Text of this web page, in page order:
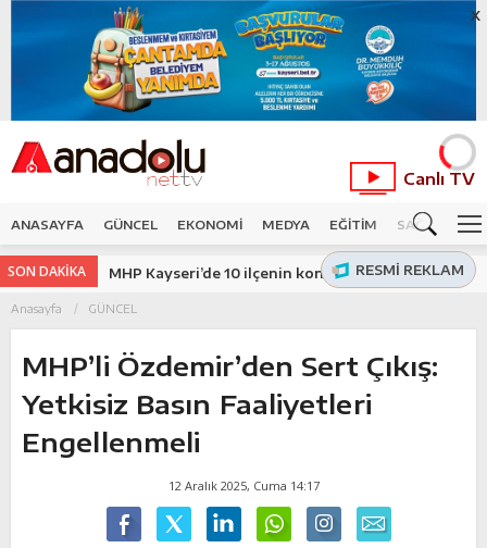
X
Canlı TV
ANASAYFA GÜNCEL EKONOMİ MEDYA EĞİTİM SAĞLIK
RESMI REKLAM
SON DAKİKA MHP Kayseri’de 10 ilçenin kongresi tamamlandı
Anasayfa GÜNCEL
MHP’li Özdemir’den Sert Çıkış:
Yetkisiz Basın Faaliyetleri
Engellenmeli
12 Aralık 2025, Cuma 14:17